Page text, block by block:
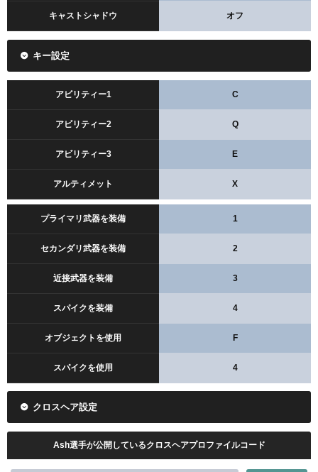
キャストシャドウ オフ
キー設定
アビリティー1 C
アビリティー2 Q
アビリティー3 E
アルティメット X
プライマリ武器を装備 1
セカンダリ武器を装備 2
近接武器を装備 3
スパイクを装備 4
オブジェクトを使用 F
スパイクを使用 4
クロスヘア設定
Ash選手が公開しているクロスヘアプロファイルコード